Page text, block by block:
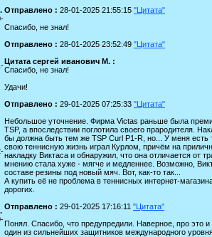
Отправлено : 28-01-2025 21:55:15 "Цитата"
Спасибо, не знал!
Отправлено : 28-01-2025 23:52:49 "Цитата"
Цитата сергей иванович М. :
Спасибо, не знал!
Удачи!
Отправлено : 29-01-2025 07:25:33 "Цитата"
Небольшое уточнение. Фирма Victas раньше была
TSP, а впоследствии поглотила своего прародителя.
бы должна быть тем же TSP Curl P1-R, но... У меня есть
свою теннисную жизнь играл Курлом, причём на
накладку Виктаса и обнаружил, что она отличается от
мнению стала хуже - мягче и медленнее. Возможно,
составе резины под новый мяч. Вот, как-то так...
А купить её не проблема в теннисных интернет-
дорогих.
Отправлено : 29-01-2025 17:16:11 "Цитата"
Понял. Спасибо, что предупредили. Наверное, про это
один из сильнейших защитников международного